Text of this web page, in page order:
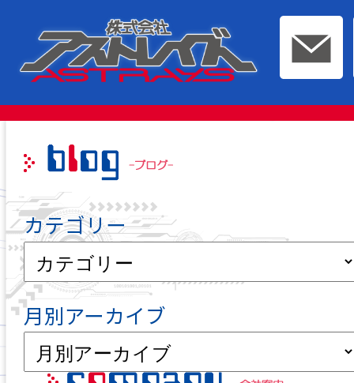
このページの本文へ移動
カテゴリー
月別アーカイブ